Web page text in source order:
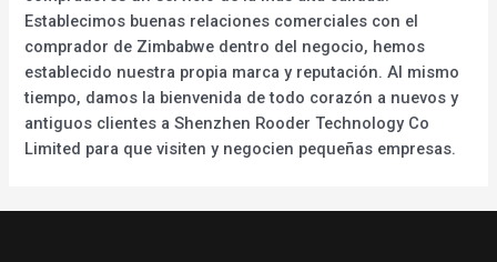
Establecimos buenas relaciones comerciales con el
comprador de Zimbabwe dentro del negocio, hemos
establecido nuestra propia marca y reputación. Al mismo
tiempo, damos la bienvenida de todo corazón a nuevos y
antiguos clientes a Shenzhen Rooder Technology Co
Limited para que visiten y negocien pequeñas empresas.